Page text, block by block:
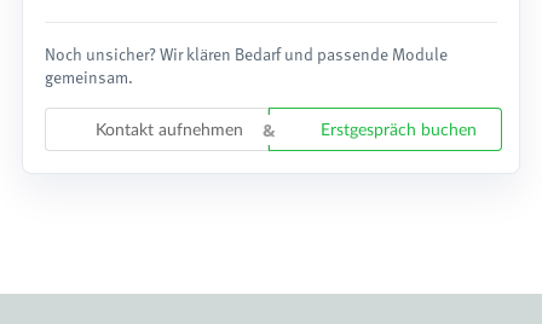
Noch unsicher? Wir klären Bedarf und passende Module
gemeinsam.
Kontakt aufnehmen Erstgespräch buchen